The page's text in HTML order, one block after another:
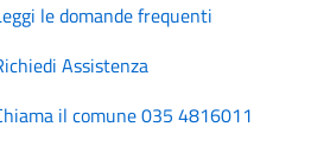
le domande frequenti
Assistenza
il comune 035 4816011